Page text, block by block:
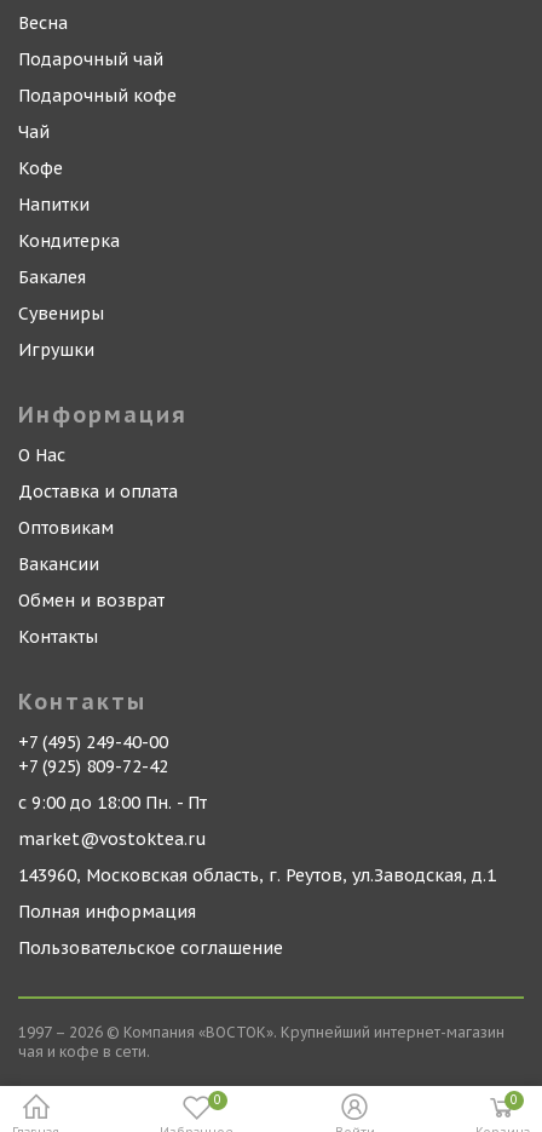
0 0
Весна
Подарочный чай
Подарочный кофе
Чай
Кофе
Напитки
Кондитерка
Бакалея
Сувениры
Игрушки
Информация
О Нас
Доставка и оплата
Оптовикам
Вакансии
Обмен и возврат
Контакты
Контакты
+7 (495) 249-40-00
+7 (925) 809-72-42
с 9:00 до 18:00 Пн. - Пт
market@vostoktea.ru
143960, Московская область, г. Реутов, ул.Заводская, д.1
Полная информация
Пользовательское соглашение
1997 – 2026 © Компания «ВОСТОК». Крупнейший интернет-магазин
чая и кофе в сети.